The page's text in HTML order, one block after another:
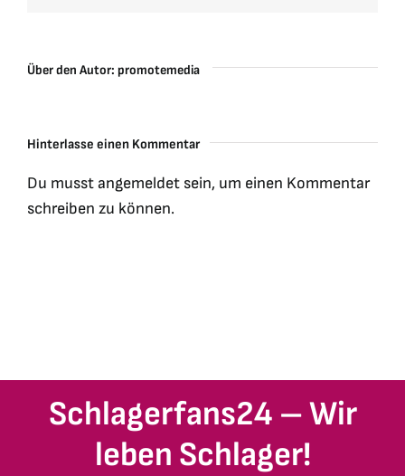
Über den Autor: promotemedia
Hinterlasse einen Kommentar
Du musstangemeldet sein, um einen Kommentar
schreiben zu können.
Schlagerfans24 – Wir
leben Schlager!